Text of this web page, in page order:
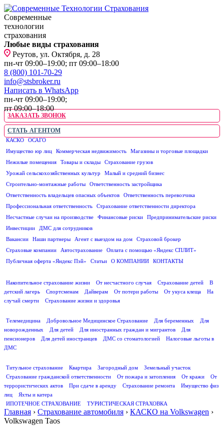
Современные
технологии
страхования
Любые виды страхования
Реутов, ул. Октября, д. 28
пн-чт 09:00–19:00; пт 09:00–18:00
8 (800) 101-70-29
info@stsbroker.ru
Написать в WhatsApp
пн-чт 09:00–19:00;
пт 09:00–18:00
ЗАКАЗАТЬ ЗВОНОК
СТАТЬ АГЕНТОМ
КАСКО ОСАГО
Имущество юр лиц
Коммерческая недвижимость
Магазины и торговые площадки
Нежилые помещения
Товары и склады
Страхование грузов
Урожай сельскохозяйственных культур
Малый и средний бизнес
Строительно-монтажные работы
Ответственность застройщика
Ответственность владельцев опасных объектов
Ответственность перевозчика
Профессиональная ответственность
Страхование ответственности директора
Несчастные случаи на производстве
Финансовые риски
Предпринимательские риски
Инвестиции
ДМС для сотрудников
Вакансии
Наши партнеры Агент с выездом на дом
Страховой брокер
Страховые компании
Автострахование
Оплата с помощью «Яндекс СПЛИТ»
Публичная оферта «Яндекс Пэй»
Статьи О КОМПАНИИ
КОНТАКТЫ
Накопительное страхование жизни
От несчастного случая Страхование детей
В
детский лагерь
Спортсменам Дайверам От потери работы От укуса клеща
На
случай смерти
Страхование жизни и здоровья
Телемедицина
Добровольное Медицинское Страхование Для беременных
Для
новорожденных
Для детей Для иностранных граждан и мигрантов
Для
пенсионеров
Для детей иностранцев ДМС со стоматологией
Налоговые льготы в
ДМС
Титульное страхование
Квартира Загородный дом
Земельный участок
Страхование гражданской ответственности
От пожара и затопления От кражи
От
террористических актов
При сдаче в аренду Страхование ремонта
Имущество физ
лиц
Яхты и катера
ИПОТЕЧНОЕ СТРАХОВАНИЕ
ТУРИСТИЧЕСКАЯ СТРАХОВКА
Главная › Страхование автомобиля › КАСКО на Volkswagen ›
Volkswagen Taos